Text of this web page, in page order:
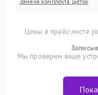
Цены в прайс-листе
Мы проверим ваше